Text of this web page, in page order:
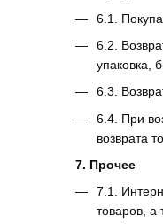
6.1.
6.2.
упаковка,
6.3.
6.4. При
возврата
7. Прочее
7.1.
товаров, а